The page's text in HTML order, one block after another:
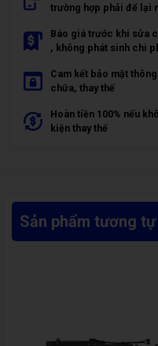
trường hợp phải để lại
Báo giá trước khi sửa
, không phát sinh chi
Cam kết bảo mật
chữa, thay thế
Hoàn tiền 100% nếu
kiện thay thế
Sản phẩm tương tự